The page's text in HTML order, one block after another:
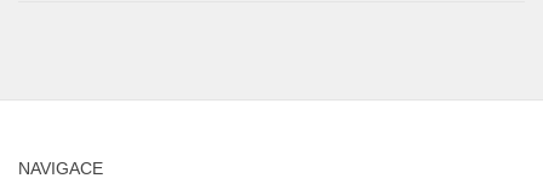
NAVIGACE